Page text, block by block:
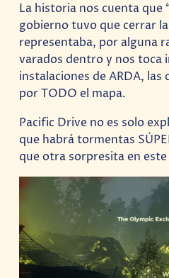
La historia nos cuenta que
gobierno tuvo que cerrar
representaba, por alguna
varados dentro y nos toca
instalaciones de ARDA, las
por TODO el mapa.
Pacific Drive no es solo
que habrá tormentas
que otra sorpresita en